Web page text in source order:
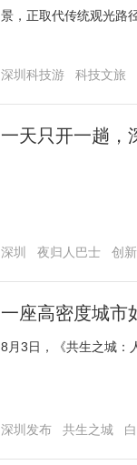
景，正取代传统观光路
深圳科技游 科技文旅
一天只开一趟，
深圳 夜归人巴士 创
一座高密度城市
8月3日，《共生之城：
深圳发布 共生之城